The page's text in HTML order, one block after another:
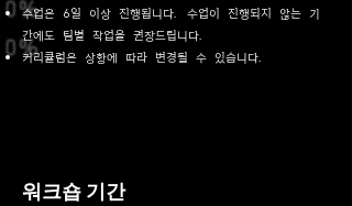
​수업은 6일 이상 진행됩니다.
​ 수업이 진행되지 않는 기
간에도 팀별 작업을 권장드립니다.
​커리큘럼은 상황에 따라 변경될 수 있습니다.
​워크숍 기간